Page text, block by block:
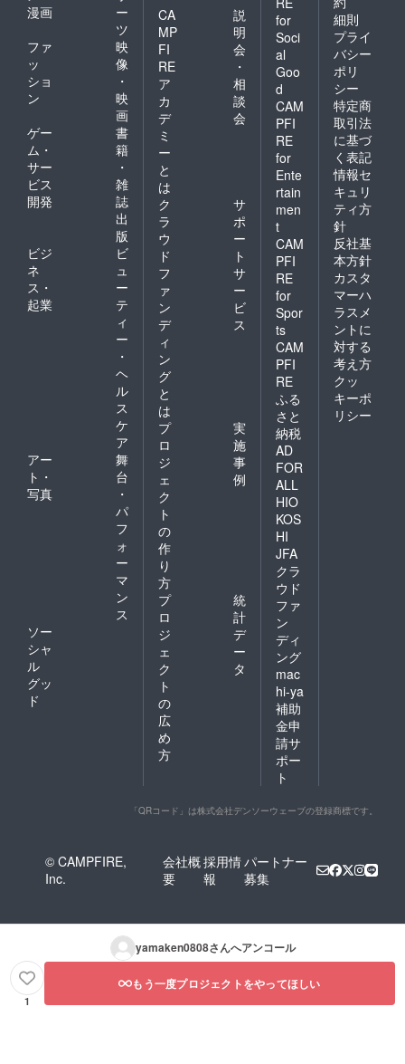
漫画
ー
ツ
ファ
ッ
ショ
ン
映
像
・
映
画
ゲー
ム・
サー
ビス
開発
書
籍
・
雑
誌
出
版
ビジ
ネ
ス・
起業
ビ
ュ
ー
テ
ィ
ー
・
ヘ
ル
ス
ケ
ア
アー
ト・
写真
舞
台
・
パ
フ
ォ
ー
マ
ン
ス
ソー
シャ
ル
グッ
ド
CA
MP
FI
RE
ア
カ
デ
ミ
ー
と
は
説
明
会
・
相
談
会
ク
ラ
ウ
ド
フ
ァ
ン
デ
ィ
ン
グ
と
は
サ
ポ
ー
ト
サ
ー
ビ
ス
プ
ロ
ジ
ェ
ク
ト
の
作
り
方
実
施
事
例
プ
ロ
ジ
ェ
ク
ト
の
広
め
方
統
計
デ
ー
タ
for
Soci
al
Goo
d
CAM
PFI
RE
for
Ente
rtain
men
t
CAM
PFI
RE
for
Spor
ts
CAM
PFI
RE
ふる
さと
納税
AD
FOR
ALL
HIO
KOS
HI
JFA
クラ
ウド
ファ
ン
ディ
ング
mac
hi-ya
補助
金申
請サ
ポー
ト
細則
プライ
バシー
ポリ
シー
特定商
取引法
に基づ
く表記
情報セ
キュリ
ティ方
針
反社基
本方針
カスタ
マーハ
ラスメ
ントに
対する
考え方
クッ
キーポ
リシー
「QRコード」は株式会社デンソーウェーブの登録商標です。
© CAMPFIRE,
Inc.
会社概
要
採用情
報
パートナー
募集
yamaken0808さんへアンコール
1
もう一度プロジェクトをやってほしい